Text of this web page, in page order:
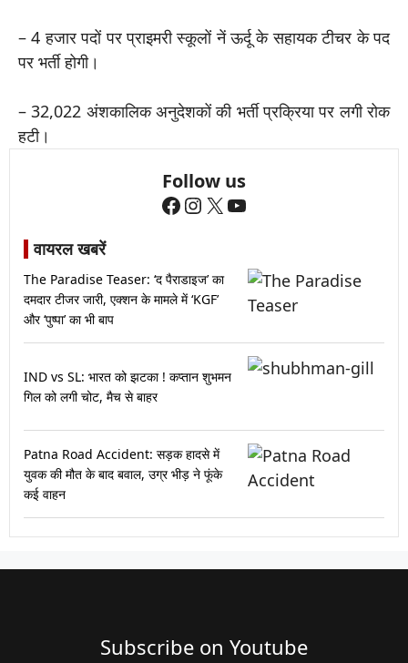
– 4 हजार पदों पर प्राइमरी स्कूलों नें ऊर्दू के सहायक टीचर के पद
पर भर्ती होगी।
– 32,022 अंशकालिक अनुदेशकों की भर्ती प्रक्रिया पर लगी रोक
हटी।
Follow us
Facebook
Instagram
X YouTube
वायरल खबरें
The Paradise Teaser: ‘द पैराडाइज’ का
दमदार टीजर जारी, एक्शन के मामले में ‘KGF’
और ‘पुष्पा’ का भी बाप
IND vs SL: भारत को झटका ! कप्तान शुभमन
गिल को लगी चोट, मैच से बाहर
Patna Road Accident: सड़क हादसे में
युवक की मौत के बाद बवाल, उग्र भीड़ ने फूंके
कई वाहन
Subscribe on Youtube​